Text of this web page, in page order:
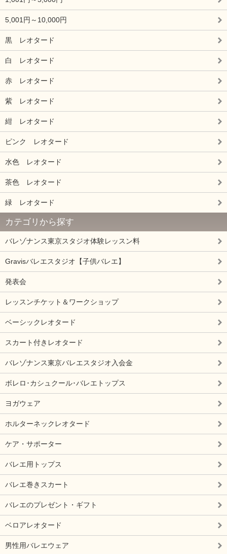
5,001円～10,000円
黒 レオタード
白 レオタード
赤 レオタード
紫 レオタード
紺 レオタード
ピンク レオタード
水色 レオタード
茶色 レオタード
緑 レオタード
カテゴリから探す
バレゾナンス東京スタジオ体験レッスン料
Gravisバレエスタジオ【子供バレエ】
発表会
レッスンチケット＆ワークショップ
ベーシックレオタード
スカート付きレオタード
バレゾナンス東京バレエスタジオ入会金
ボレロ･カシュクール･バレエトップス
ヨガウェア
ホルターネックレオタード
ケア・サポーター
バレエ用トップス
バレエ巻きスカート
バレエのプレゼント・ギフト
ベロアレオタード
男性用バレエウェア